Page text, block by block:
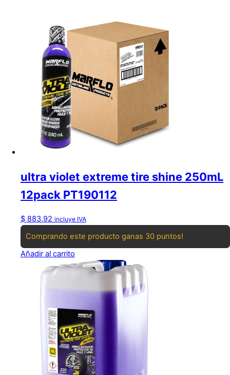
ultra violet extreme tire shine 250mL
12pack PT190112
$ 883.92 incluye IVA
Comprando este producto ganas 30 puntos!
Añadir al carrito